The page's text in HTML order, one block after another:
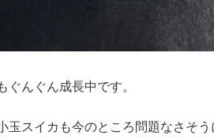
ぐんぐん成長中です。
玉スイカも今のところ問題なさそ